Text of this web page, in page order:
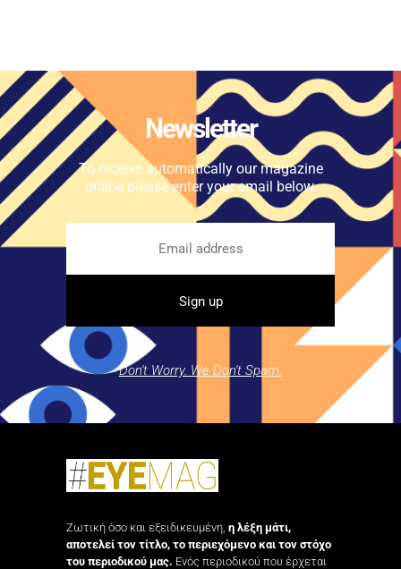
Newsletter
To receive automatically our magazine
online please enter your email below.
Don't Worry. We Don't Spam.
Ζωτική όσο και εξειδικευμένη, η λέξη μάτι,
αποτελεί τον τίτλο, το περιεχόμενο και τον στόχο
του περιοδικού μας. Ενός περιοδικού που έρχεται